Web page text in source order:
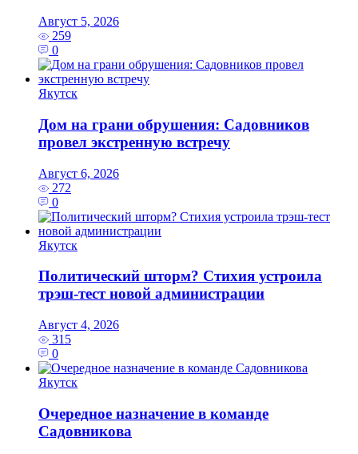
Август 5, 2026
259
0
Якутск
Дом на грани обрушения: Садовников
провел экстренную встречу
Август 6, 2026
272
0
Якутск
Политический шторм? Стихия устроила
трэш-тест новой администрации
Август 4, 2026
315
0
Якутск
Очередное назначение в команде
Садовникова